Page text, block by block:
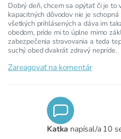
Dobrý deň, chcem sa opýtať či je to
kapacitných dôvodov nie je
všetkých prihlásených a dáva im
obedom, príde mi to úplne mimo
zabezpečenia stravovania a teda
suchý obed dvakrát zdravý nepríde.
Zareagovať na komentár
Katka napísal/a 10